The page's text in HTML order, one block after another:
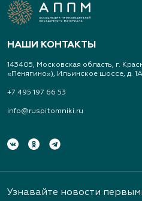
НАШИ КОНТАКТЫ
143405, Московская область, г.
«Пенягино»), Ильинское шоссе, д.
+7 495 197 66 53
info@ruspitomniki.ru
Узнавайте новости